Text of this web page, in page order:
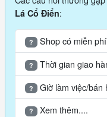
Lá Cổ Điển:
? Shop có miễn
? Thời gian giao
? Giờ làm việc/bán
? Xem thêm....